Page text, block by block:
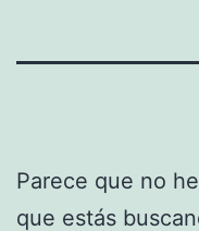
Parece que no
que estás